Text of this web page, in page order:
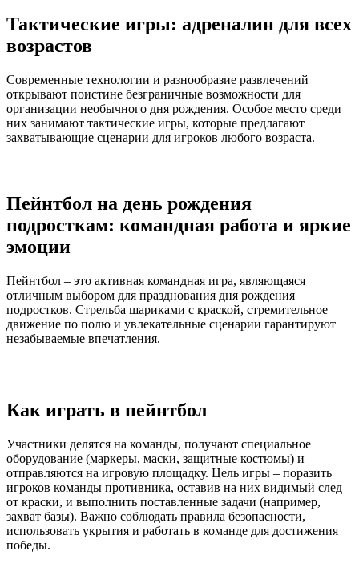
Тактические игры: адреналин для всех
возрастов
Современные технологии и разнообразие развлечений
открывают поистине безграничные возможности для
организации необычного дня рождения. Особое место среди
них занимают тактические игры, которые предлагают
захватывающие сценарии для игроков любого возраста.
Пейнтбол на день рождения
подросткам: командная работа и яркие
эмоции
Пейнтбол – это активная командная игра, являющаяся
отличным выбором для празднования дня рождения
подростков. Стрельба шариками с краской, стремительное
движение по полю и увлекательные сценарии гарантируют
незабываемые впечатления.
Как играть в пейнтбол
Участники делятся на команды, получают специальное
оборудование (маркеры, маски, защитные костюмы) и
отправляются на игровую площадку. Цель игры – поразить
игроков команды противника, оставив на них видимый след
от краски, и выполнить поставленные задачи (например,
захват базы). Важно соблюдать правила безопасности,
использовать укрытия и работать в команде для достижения
победы.